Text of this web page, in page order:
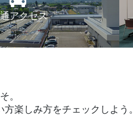
アクセス
。
楽しみ方をチェックしよう。